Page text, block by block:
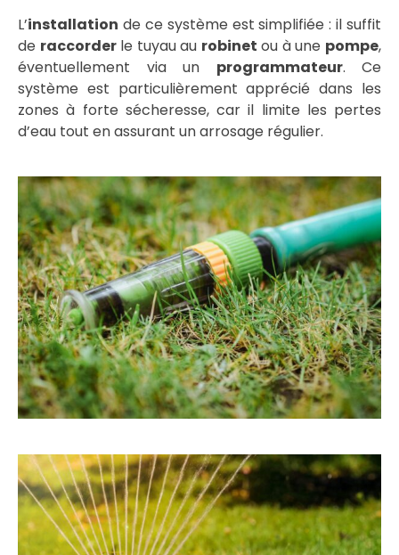
L’installation de ce système est simplifiée : il suffit
de raccorderle tuyau au robinet ou à une pompe,
éventuellement via un programmateur. Ce
système est particulièrement apprécié dans les
zones à forte sécheresse, car il limite les pertes
d’eau tout en assurant un arrosage régulier.